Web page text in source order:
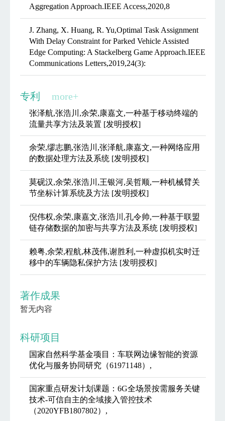
Aggregation Approach.IEEE Access,2020,8
J. Zhang, X. Huang, R. Yu,Optimal Task Assignment
With Delay Constraint for Parked Vehicle Assisted
Edge Computing: A Stackelberg Game Approach.IEEE
Communications Letters,2019,24(3):
专利 more+
张泽航,张浩川,余荣,康嘉文,一种基于移动终端的
流量共享方法及装置 [发明授权]
余荣,缪志鹏,张浩川,张泽航,康嘉文,一种网络应用
的数据处理方法及系统 [发明授权]
莫砚汉,余荣,张浩川,王银河,吴哲顺,一种机械臂关
节坐标计算系统及方法 [发明授权]
倪伟权,余荣,康嘉文,张浩川,孔令帅,一种基于联盟
链存储数据的加密与共享方法及系统 [发明授权]
赖粤,余荣,程航,林茂伟,谢胜利,一种虚拟机实时迁
移中的车辆隐私保护方法 [发明授权]
著作成果
暂无内容
科研项目
国家自然科学基金项目：车联网边缘智能的资源
优化与服务协同研究（61971148）,
国家重点研发计划课题：6G全场景按需服务关键
技术-可信自主的全域接入管控技术
（2020YFB1807802）,